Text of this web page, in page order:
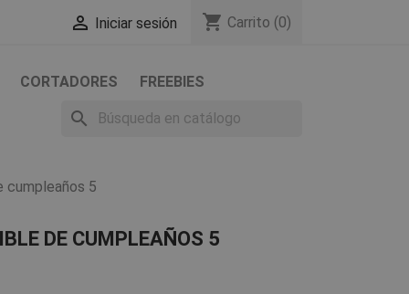
 Iniciar sesión shopping_cart Carrito (0)
CORTADORES FREEBIES
search
cumpleaños 5
DE CUMPLEAÑOS 5